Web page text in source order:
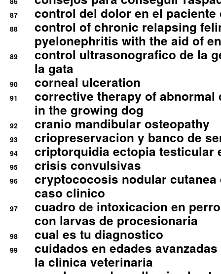
87 control del dolor en el
88
control of chronic relapsing
pyelonephritis with the aid of
89
control ultrasonografico de la
la gata
90 corneal ulceration
91
corrective therapy of abnormal
in the growing dog
92 cranio mandibular osteopathy
93 criopreservacion y banco de
94 criptorquidia ectopia testicular
95 crisis convulsivas
96
cryptococosis nodular cutanea
caso clinico
97
cuadro de intoxicacion en
con larvas de procesionaria
98 cual es tu diagnostico
99
cuidados en edades
la clinica veterinaria